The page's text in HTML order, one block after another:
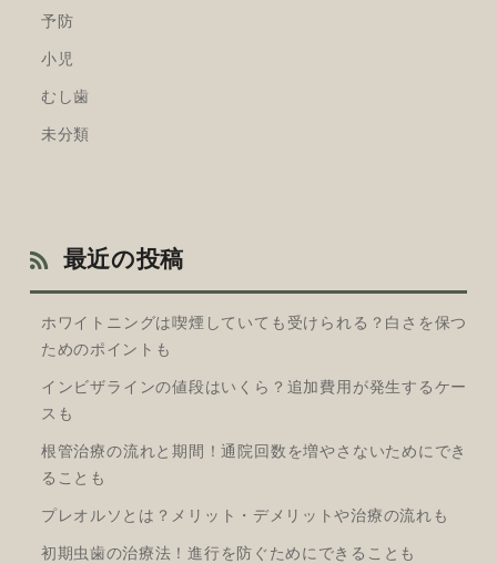
予防
小児
むし歯
未分類
最近の投稿
ホワイトニングは喫煙していても受けられる？白さを保つ
ためのポイントも
インビザラインの値段はいくら？追加費用が発生するケー
スも
根管治療の流れと期間！通院回数を増やさないためにでき
ることも
プレオルソとは？メリット・デメリットや治療の流れも
初期虫歯の治療法！進行を防ぐためにできることも